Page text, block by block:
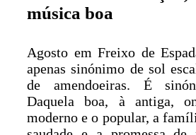
música boa
Agosto em Freixo de
apenas sinónimo de sol
de amendoeiras. É
Daquela boa, à antiga,
moderno e o popular, a